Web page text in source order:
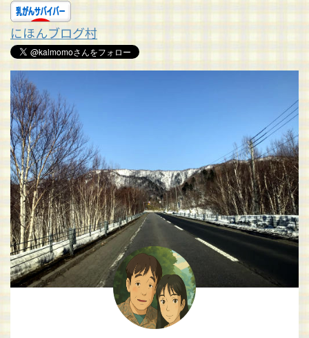
にほんブログ村